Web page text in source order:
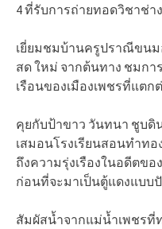
4 ที่รับการถ่ายทอดวิชาช่
เยี่ยมชมบ้านครูปราณีขน
สด ใหม่ จากต้นทาง ชมก
เรือนของเมืองเพชรที่แต
คุยกับป้าขาว วันทนา ชูบดิ
เสมอนโรงเรียนสอนทำทอ
ถึงความรุ่งเรืองในอดีตข
ก่อนที่จะมาเป็นตู้แดงแบบ
สัมผัสน้ำจากแม่น้ำเพชรที่